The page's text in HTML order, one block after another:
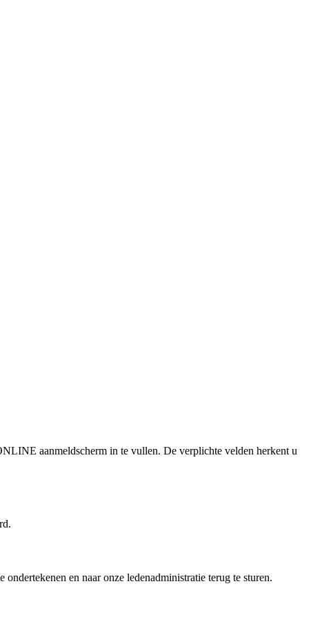
aanmeldscherm in te vullen. De verplichte velden herkent u
en naar onze ledenadministratie terug te sturen.